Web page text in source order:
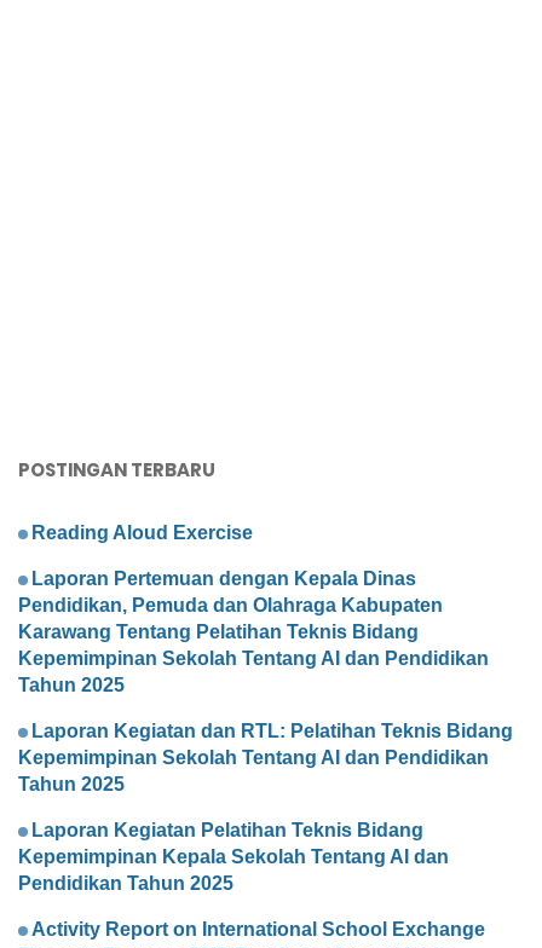
POSTINGAN TERBARU
Reading Aloud Exercise
Laporan Pertemuan dengan Kepala Dinas
Pendidikan, Pemuda dan Olahraga Kabupaten
Karawang Tentang Pelatihan Teknis Bidang
Kepemimpinan Sekolah Tentang AI dan Pendidikan
Tahun 2025
Laporan Kegiatan dan RTL: Pelatihan Teknis Bidang
Kepemimpinan Sekolah Tentang AI dan Pendidikan
Tahun 2025
Laporan Kegiatan Pelatihan Teknis Bidang
Kepemimpinan Kepala Sekolah Tentang AI dan
Pendidikan Tahun 2025
Activity Report on International School Exchange